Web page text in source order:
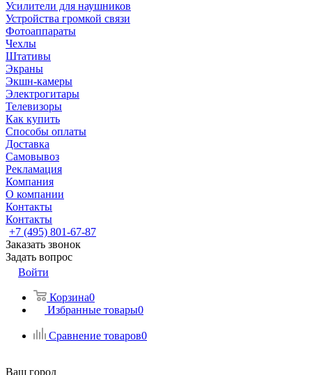
Усилители для наушников
Устройства громкой связи
Фотоаппараты
Чехлы
Штативы
Экраны
Экшн-камеры
Электрогитары
Телевизоры
Как купить
Способы оплаты
Доставка
Самовывоз
Рекламация
Компания
О компании
Контакты
Контакты
+7 (495) 801-67-87
Заказать звонок
Задать вопрос
Войти
Корзина0
Избранные товары0
Сравнение товаров0
Ваш город